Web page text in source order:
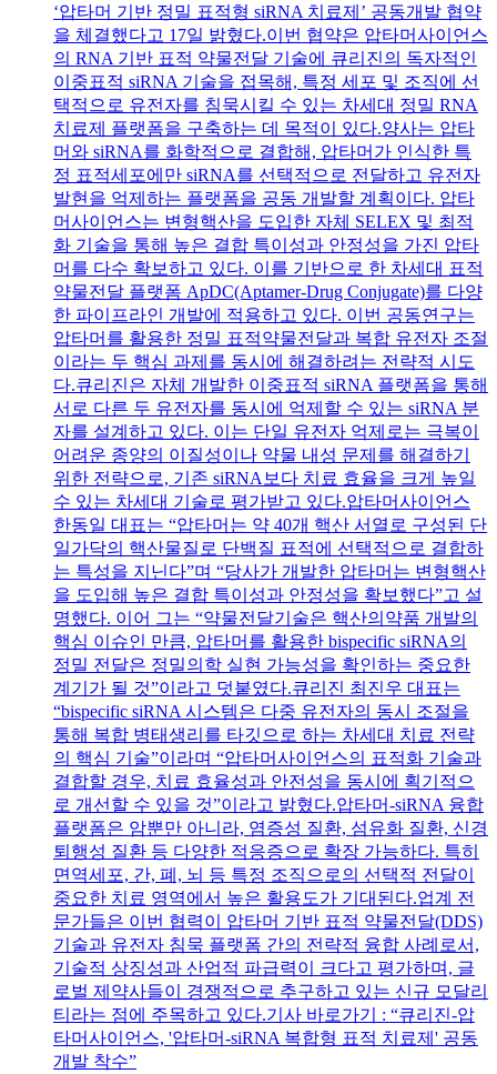
‘압타머 기반 정밀 표적형 siRNA 치료제’ 공동개발 협약
을 체결했다고 17일 밝혔다.이번 협약은 압타머사이언스
의 RNA 기반 표적 약물전달 기술에 큐리진의 독자적인
이중표적 siRNA 기술을 접목해, 특정 세포 및 조직에 선
택적으로 유전자를 침묵시킬 수 있는 차세대 정밀 RNA
치료제 플랫폼을 구축하는 데 목적이 있다.양사는 압타
머와 siRNA를 화학적으로 결합해, 압타머가 인식한 특
정 표적세포에만 siRNA를 선택적으로 전달하고 유전자
발현을 억제하는 플랫폼을 공동 개발할 계획이다. 압타
머사이언스는 변형핵산을 도입한 자체 SELEX 및 최적
화 기술을 통해 높은 결합 특이성과 안정성을 가진 압타
머를 다수 확보하고 있다. 이를 기반으로 한 차세대 표적
약물전달 플랫폼 ApDC(Aptamer-Drug Conjugate)를 다양
한 파이프라인 개발에 적용하고 있다. 이번 공동연구는
압타머를 활용한 정밀 표적약물전달과 복합 유전자 조절
이라는 두 핵심 과제를 동시에 해결하려는 전략적 시도
다.큐리진은 자체 개발한 이중표적 siRNA 플랫폼을 통해
서로 다른 두 유전자를 동시에 억제할 수 있는 siRNA 분
자를 설계하고 있다. 이는 단일 유전자 억제로는 극복이
어려운 종양의 이질성이나 약물 내성 문제를 해결하기
위한 전략으로, 기존 siRNA보다 치료 효율을 크게 높일
수 있는 차세대 기술로 평가받고 있다.압타머사이언스
한동일 대표는 “압타머는 약 40개 핵산 서열로 구성된 단
일가닥의 핵산물질로 단백질 표적에 선택적으로 결합하
는 특성을 지닌다”며 “당사가 개발한 압타머는 변형핵산
을 도입해 높은 결합 특이성과 안정성을 확보했다”고 설
명했다. 이어 그는 “약물전달기술은 핵산의약품 개발의
핵심 이슈인 만큼, 압타머를 활용한 bispecific siRNA의
정밀 전달은 정밀의학 실현 가능성을 확인하는 중요한
계기가 될 것”이라고 덧붙였다.큐리진 최진우 대표는
“bispecific siRNA 시스템은 다중 유전자의 동시 조절을
통해 복합 병태생리를 타깃으로 하는 차세대 치료 전략
의 핵심 기술”이라며 “압타머사이언스의 표적화 기술과
결합할 경우, 치료 효율성과 안전성을 동시에 획기적으
로 개선할 수 있을 것”이라고 밝혔다.압타머-siRNA 융합
플랫폼은 암뿐만 아니라, 염증성 질환, 섬유화 질환, 신경
퇴행성 질환 등 다양한 적응증으로 확장 가능하다. 특히
면역세포, 간, 폐, 뇌 등 특정 조직으로의 선택적 전달이
중요한 치료 영역에서 높은 활용도가 기대된다.업계 전
문가들은 이번 협력이 압타머 기반 표적 약물전달(DDS)
기술과 유전자 침묵 플랫폼 간의 전략적 융합 사례로서,
기술적 상징성과 산업적 파급력이 크다고 평가하며, 글
로벌 제약사들이 경쟁적으로 추구하고 있는 신규 모달리
티라는 점에 주목하고 있다.기사 바로가기 : “큐리진-압
타머사이언스, '압타머-siRNA 복합형 표적 치료제' 공동
개발 착수”